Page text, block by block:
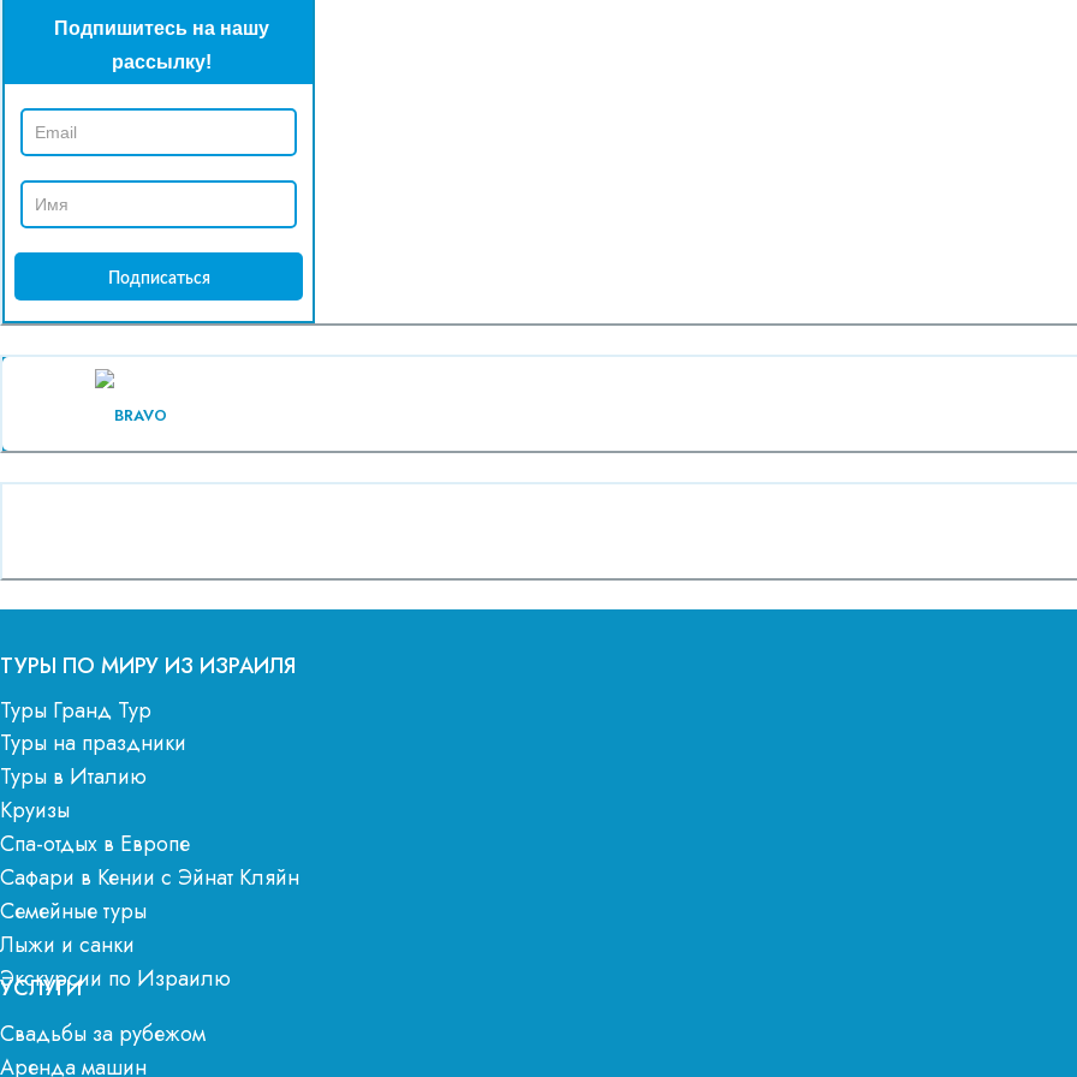
Подпишитесь на нашу
рассылку!
ТУРЫ ПО МИРУ ИЗ ИЗРАИЛЯ
Туры Гранд Тур
Туры на праздники
Туры в Италию
Круизы
Спа-отдых в Европе
Сафари в Кении с Эйнат Кляйн
Семейные туры
Лыжи и санки
Экскурсии по Израилю
УСЛУГИ
Свадьбы за рубежом
Аренда машин